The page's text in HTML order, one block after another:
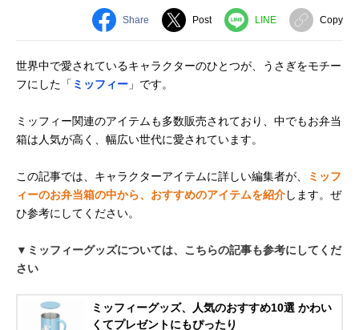
Share Post LINE Copy
世界中で愛されているキャラクターのひとつが、うさぎをモチー
フにした「 ミッフィー 」です。
ミッフィー関連のアイテムも多数販売されており、中でもお弁当
箱は人気が高く、幅広い世代に愛されています。
この記事では、キャラクターアイテムに詳しい編集者が、
ミッフ
ィーのお弁当箱の中から、おすすめのアイテムを紹介します。ぜ
ひ参考にしてください。
▼ミッフィーグッズについては、こちらの記事も参考にしてくだ
さい
ミッフィーグッズ、人気のおすすめ10選 かわい
くてプレゼントにもぴったり